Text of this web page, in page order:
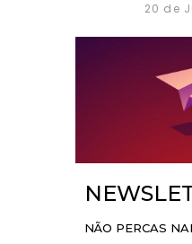
20 de
NÃO PERCAS